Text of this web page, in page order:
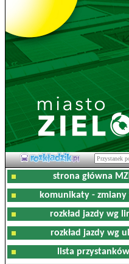
strona główna
komunikaty - zmiany
rozkład jazdy wg
rozkład jazdy wg
lista przystanków